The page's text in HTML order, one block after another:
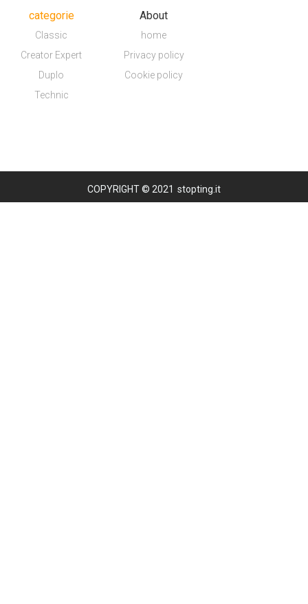
categorie
Classic
Creator Expert
Duplo
Technic
About
home
Privacy policy
Cookie policy
COPYRIGHT © 2021 stopting.it